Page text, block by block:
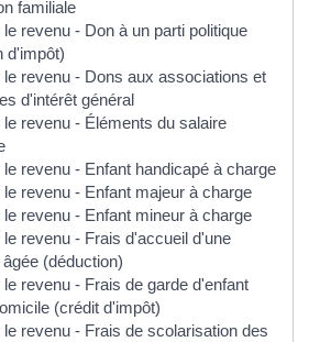
familiale
revenu - Don à un parti politique
d'impôt)
le revenu - Dons aux associations et
d'intérêt général
revenu - Éléments du salaire
revenu - Enfant handicapé à charge
revenu - Enfant majeur à charge
revenu - Enfant mineur à charge
le revenu - Frais d'accueil d'une
(déduction)
revenu - Frais de garde d'enfant
(crédit d'impôt)
le revenu - Frais de scolarisation des